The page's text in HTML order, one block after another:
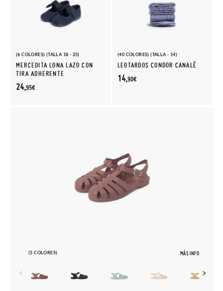
(6 COLORES) (TALLA 18 - 25)
MERCEDITA LONA LAZO CON
TIRA ADHERENTE
24,95€
(40 COLORES) (TALLA - 14)
LEOTARDOS CONDOR CANALÉ
14,90€
(5 COLORES) MÁS INFO